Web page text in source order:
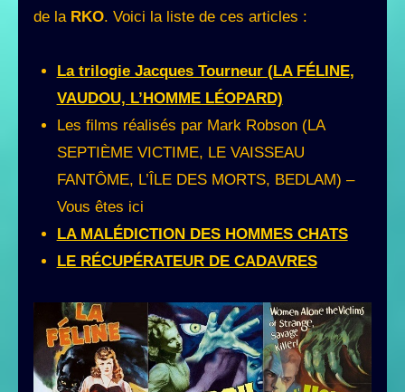
de la RKO. Voici la liste de ces articles :
La trilogie Jacques Tourneur (LA FÉLINE,
VAUDOU, L’HOMME LÉOPARD)
Les films réalisés par Mark Robson (LA
SEPTIÈME VICTIME, LE VAISSEAU
FANTÔME, L’ÎLE DES MORTS, BEDLAM) –
Vous êtes ici
LA MALÉDICTION DES HOMMES CHATS
LE RÉCUPÉRATEUR DE CADAVRES